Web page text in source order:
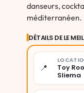
danseurs,
méditerranéen.
DÉTAILS DE LE
📍
Toy
Sliema